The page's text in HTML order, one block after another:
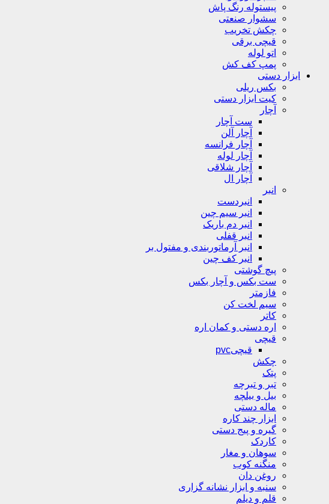
پیستوله رنگ پاش
سشوار صنعتی
چکش تخریب
قیچی برقی
اتو لوله
پمپ کف کش
ابزار دستی
بکس ریلی
کیت ابزار دستی
آچار
ست آچار
آچار آلن
آچار فرانسه
آچار لوله
آچار شلاقی
آچار ال
انبر
انبردست
انبر سیم چین
انبر دم باریک
انبر قفلی
انبر آرماتوربندی و مفتول بر
انبر کف چین
پیچ گوشتی
ست بکس و آچار بکس
فازمتر
سیم لخت کن
کاتر
اره دستی و کمان اره
قیچی
قیچیpvc
چکش
پتک
تبر و تبرچه
بیل و بیلچه
ماله دستی
ابزار چند کاره
گیره و پیج دستی
کاردک
سوهان و مغار
منگنه کوب
روغن دان
سنبه و ابزار نشانه گزاری
قلم و دیلم